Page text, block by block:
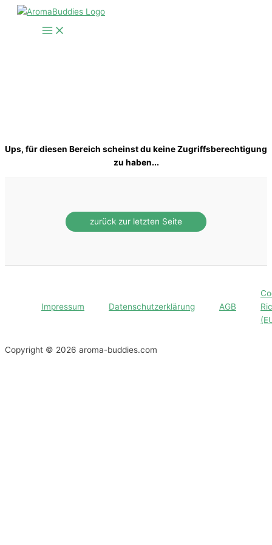
Zum
Ups, für diesen Bereich scheinst du keine Zugriffsberechtigung
zu haben...
Impressum Datenschutzerklärung AGB
Copyright © 2026 aroma-buddies.com